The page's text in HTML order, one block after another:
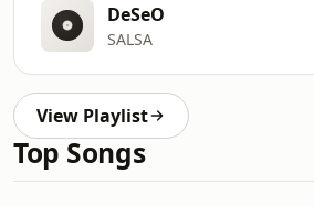
DeSeO
SALSA
View Playlist
Top Songs